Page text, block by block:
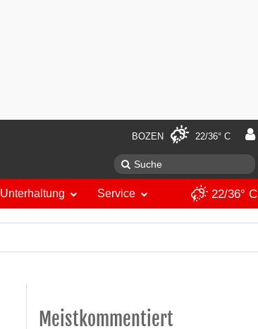
BOZEN 22/36° C
Unterhaltung Service 22/36° C
Meistkommentiert